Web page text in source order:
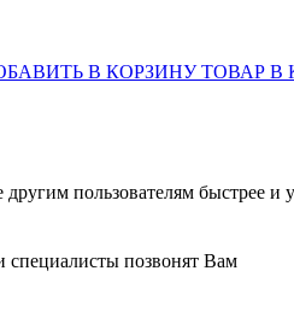
В КОРЗИНУ ТОВАР В
пользователям быстрее
позвонят Вам